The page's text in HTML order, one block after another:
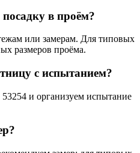
в проём?
или замерам. Для типовых
размеров проёма.
с испытанием?
и организуем испытание